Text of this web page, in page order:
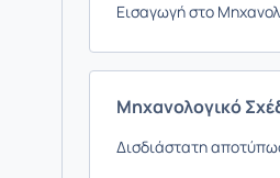
Εισαγωγή στο
Μηχανολογικό
Δισδιάστατη